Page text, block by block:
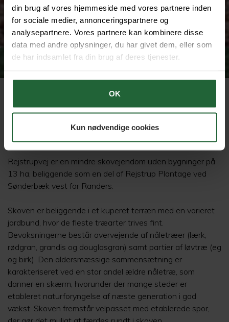
din brug af vores hjemmeside med vores partnere inden
for sociale medier, annonceringspartnere og
analysepartnere. Vores partnere kan kombinere disse
data med andre oplysninger, du har givet dem, eller som
de har indsamlet fra din brug af deres tjenester.
OK
Kun nødvendige cookies
Skovejendom 13 ha uden bygninger
- Randers NV
Rejstrupvej 60, 8920 Randers NV
Rejstrupvej er en mindre skovejendom uden bygninger på
13 ha, beliggende som en del af Rejstrup Plantage ved
Sønderbæk vest for Randers.
Skoven er beliggende i et kuperet terræn med en varieret
jordbund, hvor de fleste træarter trives fint.
Bevoksningerne består overvejende af nåletræer (lærk,
rødgran, grandis og douglasgran) samt partier af løvtræ (eg
og birk). Den aldersmæssige sammensætning er
karakteriseret ved en stor andel ældre nåletræ, som
danner en skærm, hvorunder der mange steder er
etableret naturforyngelse af næste generation i god
vækst. Skoven fremstår velpasset med etablerede spor,